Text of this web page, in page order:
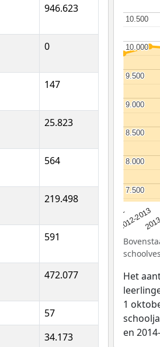
946.623
0
147
25.823
564
219.498
591
472.077
57
34.173
2011-20122012-2013
7.500
7.500
8.000
8.000
8.500
8.500
9.000
9.000
9.500
9.500
10.000
10.000
10.500
10.500
Het
1
en